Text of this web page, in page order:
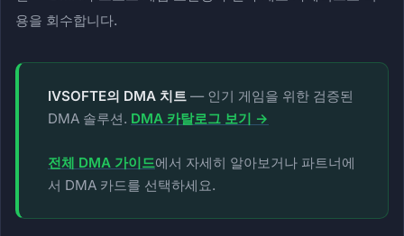
용을 회수합니다.
IVSOFTE의 DMA 치트 — 인기 게임을 위한 검증된
DMA 솔루션. DMA 카탈로그 보기 →
전체 DMA 가이드에서 자세히 알아보거나 파트너에
서 DMA 카드를 선택하세요.